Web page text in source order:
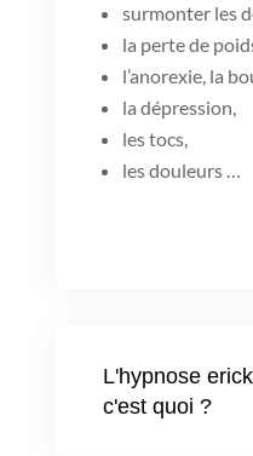
surmonter les
la perte de
l’anorexie, la
la dépression,
les tocs,
les douleurs …
L'hypnose
c'est quoi ?